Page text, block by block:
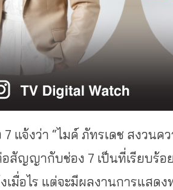
แจ้งว่า “ไมค์ ภัทรเดช สงวนค
อสัญญากับช่อง 7 เป็นที่เรียบร้
มื่อไร แต่จะมีผลงานการแสดง